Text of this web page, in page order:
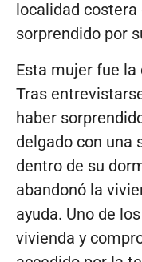
localidad
sorprendido por
Esta mujer fue la
Tras
haber
delgado con una
dentro de su
abandonó la
ayuda. Uno de
vivienda y